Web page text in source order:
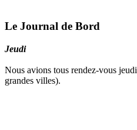
Le Journal de Bord
Jeudi
Nous avions tous rendez-vous
grandes villes).